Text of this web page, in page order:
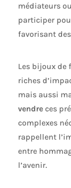
médiateurs
participer
favorisant
Les bijoux de
riches
mais aussi
vendreces
complexes
rappellent
entre
l’avenir.